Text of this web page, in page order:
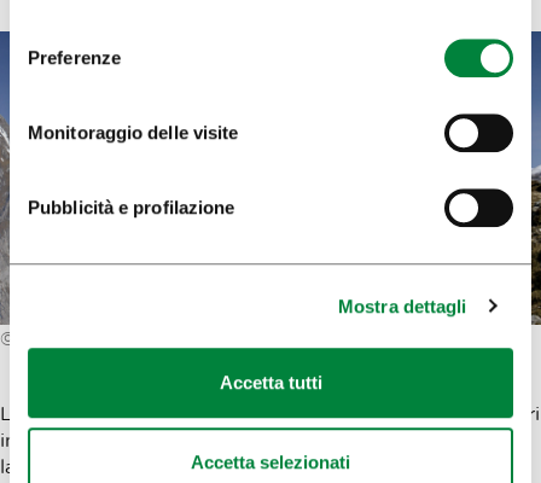
Preferenze
Monitoraggio delle visite
Pubblicità e profilazione
Mostra dettagli
Accetta tutti
Accetta selezionati
© Mostphotos
L’alpinismo e l’arrampicata sono tra gli sport più popolari
in Slovenia. Oltre a numerosi siti di arrampicata naturale,
la Slovenia alpina offre una serie di eccellenti vie ferrate.